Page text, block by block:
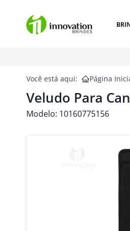
Você está aqui: Página
Veludo Para
Modelo: 10160775156